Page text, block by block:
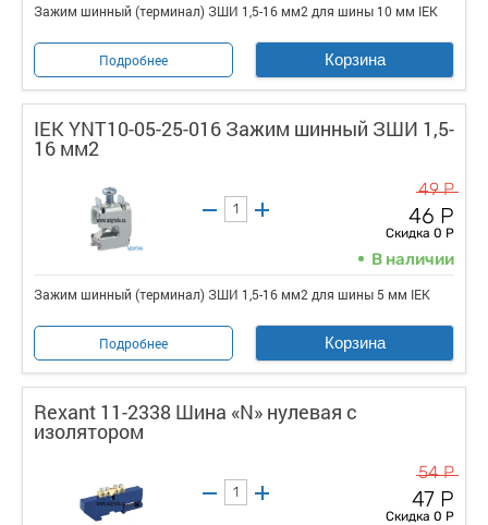
Зажим шинный (терминал) ЗШИ 1,5-16 мм2 для шины 10 мм IEK
Подробнее Корзина
IEK YNT10-05-25-016 Зажим шинный ЗШИ 1,5-
16 мм2
49 Р
46 Р
Скидка 0 Р
В наличии
Зажим шинный (терминал) ЗШИ 1,5-16 мм2 для шины 5 мм IEK
Подробнее Корзина
Rexant 11-2338 Шина «N» нулевая с
изолятором
54 Р
47 Р
Скидка 0 Р